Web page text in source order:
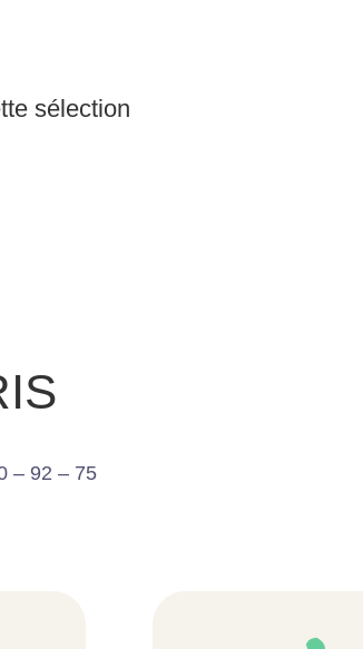
sélection
– 92 – 75